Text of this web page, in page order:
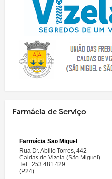
Farmácia de Serviço